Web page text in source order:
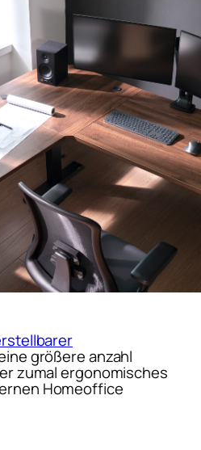
größere anzahl
zumal ergonomisches
Homeoffice